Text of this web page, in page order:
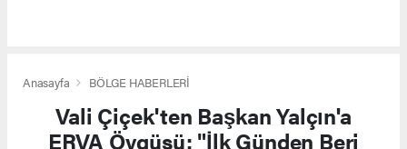
Anasayfa BÖLGE HABERLERİ
Vali Çiçek'ten Başkan Yalçın'a
ERVA Övgüsü: "İlk Günden Beri